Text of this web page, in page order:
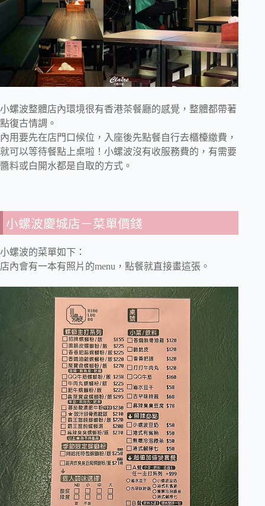
小螺波整體店內環境很有香港茶餐廳的感覺，整體都帶著
點復古情調。
內用要先在店門口候位，入座後先點餐自行去櫃檯繳費，
就可以等待餐點上桌啦！小螺波沒有收服務費的，有需要
醬料或白開水都是自取的方式。
小螺波慶城店－菜單價錢
小螺波的菜單如下：
店內會有一本有照片的menu，點餐就直接畫這張。